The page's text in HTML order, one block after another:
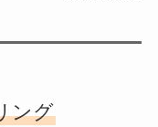
ング